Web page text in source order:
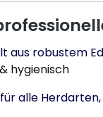
aus robustem
hygienisch
alle